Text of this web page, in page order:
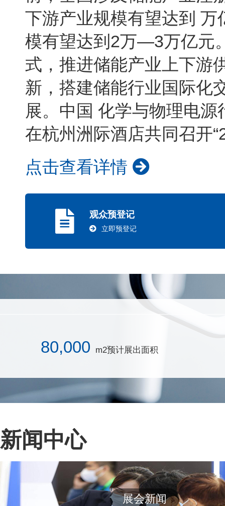
下游产业规模有望达到
模有望达到2万—3万亿元
式，推进储能产业上下游
新，搭建储能行业国际化
展。中国 化学与物理电
在杭州洲际酒店共同召开
点击查看详情
观众预登记
立即预登记
80,000 m2预计展出面积
新闻中心
展会新闻